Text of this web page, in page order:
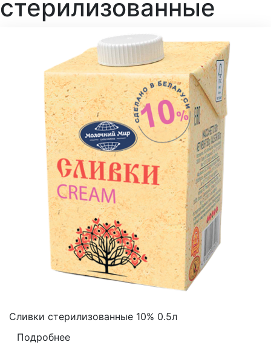
стерилизованные
Сливки стерилизованные 10% 0.5л
Подробнее